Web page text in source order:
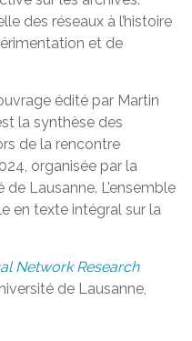
des réseaux à l’histoire
et de
édité par Martin
la synthèse des
de la rencontre
organisée par la
de Lausanne. L’ensemble
en texte intégral sur la
Network Research
de Lausanne,